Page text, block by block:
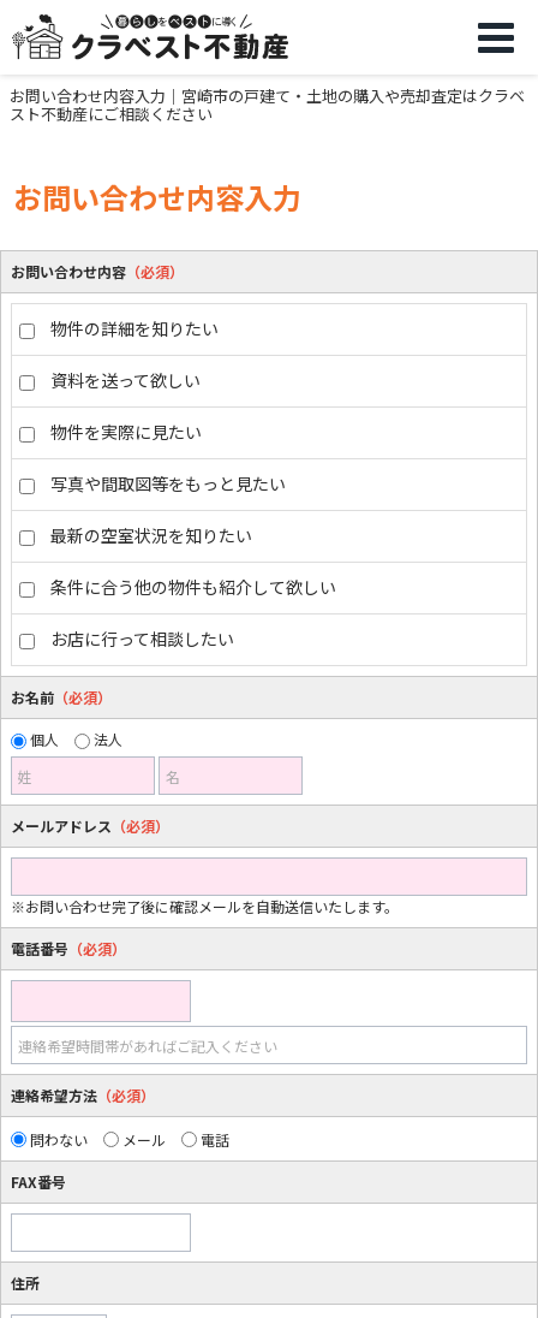
お問い合わせ内容入力｜宮崎市の戸建て・土地の購入や売却査定はクラベ
スト不動産にご相談ください
お問い合わせ内容入力
お問い合わせ内容 （必須）
物件の詳細を知りたい
資料を送って欲しい
物件を実際に見たい
写真や間取図等をもっと見たい
最新の空室状況を知りたい
条件に合う他の物件も紹介して欲しい
お店に行って相談したい
お名前 （必須）
個人
法人
姓
名
メールアドレス （必須）
※お問い合わせ完了後に確認メールを自動送信いたします。
電話番号 （必須）
連絡希望時間帯があればご記入ください
連絡希望方法 （必須）
問わない メール 電話
FAX番号
住所